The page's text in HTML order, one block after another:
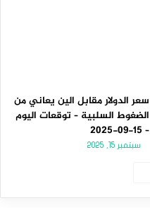
سعر الدولار مقابل الين يعاني من
الضغوط السلبية – توقعات اليوم
– 15-09-2025
سبتمبر 15, 2025